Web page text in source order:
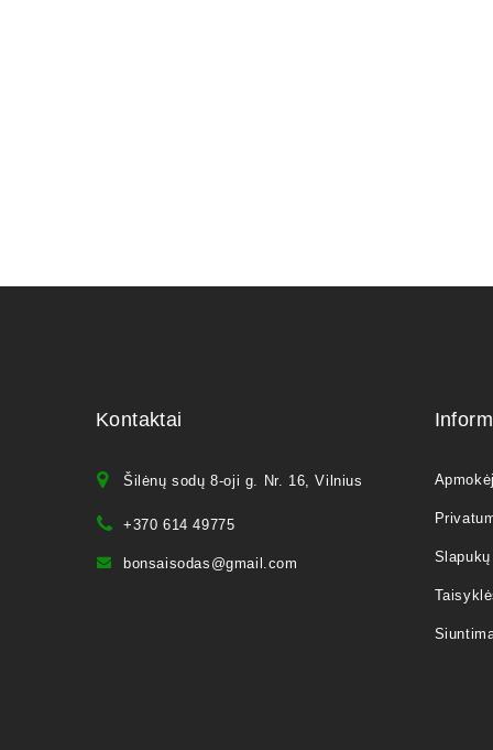
Kontaktai
Šilėnų sodų 8-oji g. Nr. 16, Vilnius
+370 614 49775
bonsaisodas@gmail.com